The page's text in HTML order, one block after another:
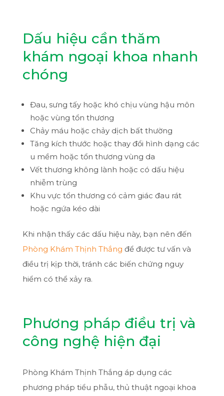
Dấu hiệu cần thăm
khám ngoại khoa nhanh
chóng
Đau, sưng tấy hoặc khó chịu vùng hậu môn
hoặc vùng tổn thương
Chảy máu hoặc chảy dịch bất thường
Tăng kích thước hoặc thay đổi hình dạng các
u mềm hoặc tổn thương vùng da
Vết thương không lành hoặc có dấu hiệu
nhiễm trùng
Khu vực tổn thương có cảm giác đau rát
hoặc ngứa kéo dài
Khi nhận thấy các dấu hiệu này, bạn nên đến
Phòng Khám Thịnh Thắng để được tư vấn và
điều trị kịp thời, tránh các biến chứng nguy
hiểm có thể xảy ra.
Phương pháp điều trị và
công nghệ hiện đại
Phòng Khám Thịnh Thắng áp dụng các
phương pháp tiểu phẫu, thủ thuật ngoại khoa